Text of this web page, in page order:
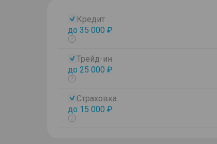
Кредит
до 35 000 ₽
Показать
Трейд-ин
до 25 000 ₽
Показать
Страховка
до 15 000 ₽
Показать